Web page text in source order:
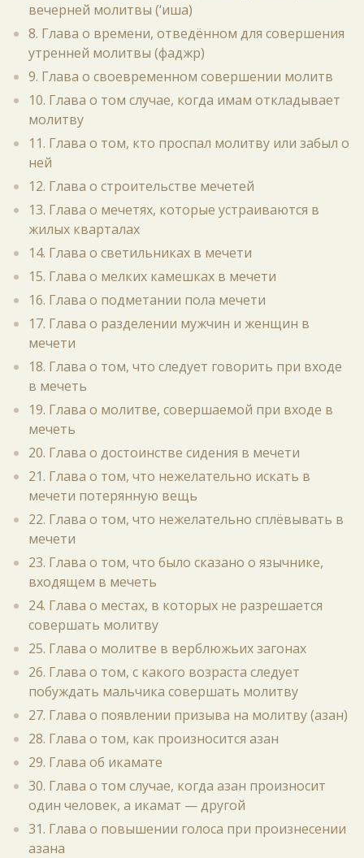
вечерней молитвы (‘иша)
8. Глава о времени, отведённом для совершения
утренней молитвы (фаджр)
9. Глава о своевременном совершении молитв
10. Глава о том случае, когда имам откладывает
молитву
11. Глава о том, кто проспал молитву или забыл о
ней
12. Глава о строительстве мечетей
13. Глава о мечетях, которые устраиваются в
жилых кварталах
14. Глава о светильниках в мечети
15. Глава о мелких камешках в мечети
16. Глава о подметании пола мечети
17. Глава о разделении мужчин и женщин в
мечети
18. Глава о том, что следует говорить при входе
в мечеть
19. Глава о молитве, совершаемой при входе в
мечеть
20. Глава о достоинстве сидения в мечети
21. Глава о том, что нежелательно искать в
мечети потерянную вещь
22. Глава о том, что нежелательно сплёвывать в
мечети
23. Глава о том, что было сказано о язычнике,
входящем в мечеть
24. Глава о местах, в которых не разрешается
совершать молитву
25. Глава о молитве в верблюжьих загонах
26. Глава о том, с какого возраста следует
побуждать мальчика совершать молитву
27. Глава о появлении призыва на молитву (азан)
28. Глава о том, как произносится азан
29. Глава об икамате
30. Глава о том случае, когда азан произносит
один человек, а икамат — другой
31. Глава о повышении голоса при произнесении
азана